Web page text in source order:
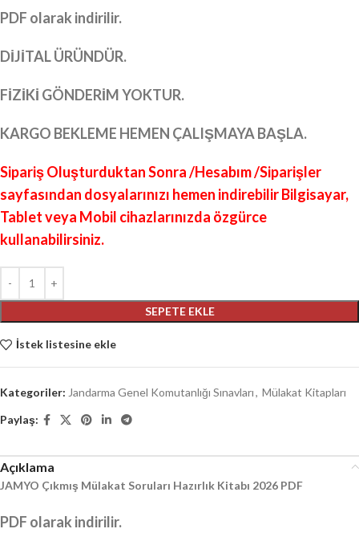
PDF olarak indirilir.
DİJİTAL ÜRÜNDÜR.
FİZİKİ GÖNDERİM YOKTUR.
KARGO BEKLEME HEMEN ÇALIŞMAYA BAŞLA.
Sipariş Oluşturduktan Sonra /Hesabım /Siparişler
sayfasından dosyalarınızı hemen indirebilir Bilgisayar,
Tablet veya Mobil cihazlarınızda özgürce
kullanabilirsiniz.
SEPETE EKLE
İstek listesine ekle
Kategoriler: Jandarma Genel Komutanlığı Sınavları, Mülakat Kitapları
Paylaş:
Açıklama
JAMYO Çıkmış Mülakat Soruları Hazırlık Kitabı 2026 PDF
PDF olarak indirilir.